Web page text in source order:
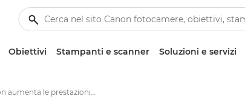
Obiettivi Stampanti e scanner Soluzioni e servizi
Canon aumenta le prestazioni del sistema di ispezione automatica per la serie imagePRESS C10010VP: lettura di dati variabili, codici a barre e codici QR - Area Stampa di Canon